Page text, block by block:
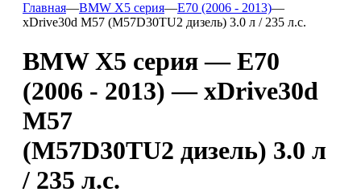
Главная—BMW X5 серия—E70 (2006 - 2013)—
xDrive30d M57 (M57D30TU2 дизель) 3.0 л / 235 л.с.
BMW X5 серия — E70
(2006 - 2013) — xDrive30d
M57
(M57D30TU2 дизель) 3.0 л
/ 235 л.с.